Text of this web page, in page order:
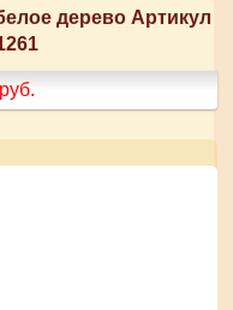
дерево Артикул
руб.